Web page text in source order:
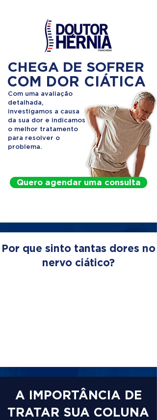
CHEGA DE SOFRER
COM DOR CIÁTICA
Com uma avaliação
detalhada,
investigamos a causa
da sua dor e indicamos
o melhor tratamento
para resolver o
problema.
Quero agendar uma consulta
Por que sinto tantas dores no
nervo ciático?
A IMPORTÂNCIA DE
TRATAR SUA COLUNA